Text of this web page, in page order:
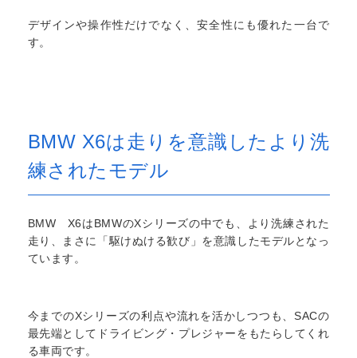
デザインや操作性だけでなく、安全性にも優れた一台で
す。
BMW X6は走りを意識したより洗
練されたモデル
BMW X6はBMWのXシリーズの中でも、より洗練された
走り、まさに「駆けぬける歓び」を意識したモデルとなっ
ています。
今までのXシリーズの利点や流れを活かしつつも、SACの
最先端としてドライビング・プレジャーをもたらしてくれ
る車両です。